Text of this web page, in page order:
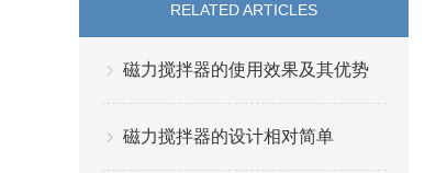
RELATED ARTICLES
磁力搅拌器的使用效果及其优势
磁力搅拌器的设计相对简单